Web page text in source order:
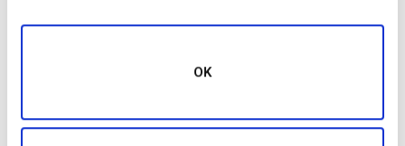
OK
vitesse moyenne de l’internet aux États-Unis
en continu en HD ou ultra HD ne pose plus de problème
Dans un passé récent, la technologie de diffusion en ligne